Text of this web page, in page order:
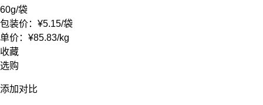
60g/袋
包装价： ¥5.15/袋
单价： ¥85.83/kg
收藏
选购
添加对比